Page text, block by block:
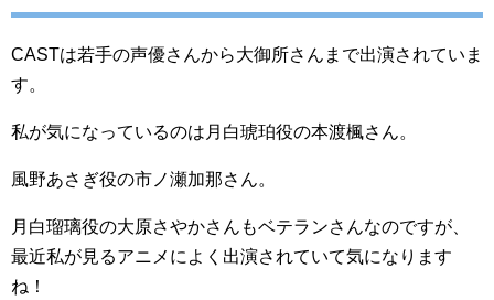
CASTは若手の声優さんから大御所さんまで出演されていま
す。
私が気になっているのは月白琥珀役の本渡楓さん。
風野あさぎ役の市ノ瀬加那さん。
月白瑠璃役の大原さやかさんもベテランさんなのですが、
最近私が見るアニメによく出演されていて気になります
ね！